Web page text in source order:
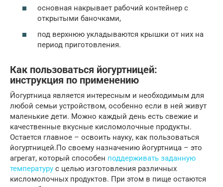
основная накрывает рабочий контейнер с
открытыми баночками,
под верхнюю укладываются крышки от них на
период приготовления.
Как пользоваться йогуртницей:
инструкция по применению
Йогуртница является интересным и необходимым для
любой семьи устройством, особенно если в ней живут
маленькие дети. Можно каждый день есть свежие и
качественные вкусные кисломолочные продукты.
Остается главное – освоить науку, как пользоваться
йогуртницей.По своему назначению йогуртница – это
агрегат, который способен поддерживать заданную
температуру с целью изготовления различных
кисломолочных продуктов. При этом в пище остаются